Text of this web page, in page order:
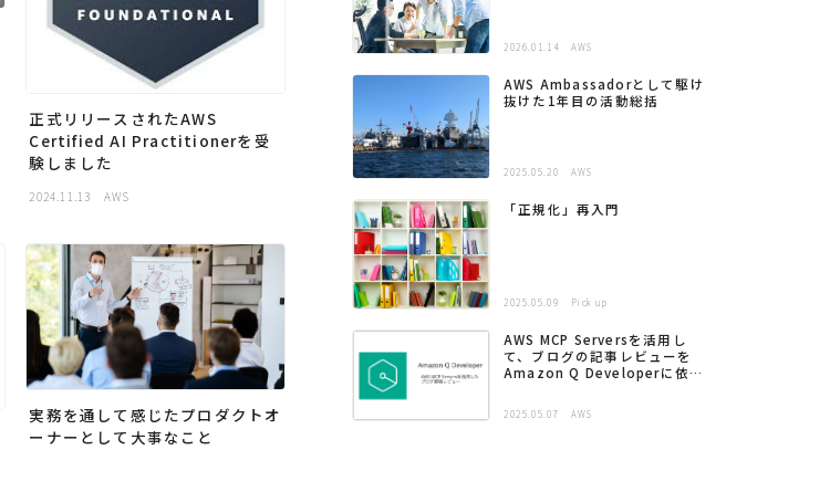
正式リリースされたAWS
Certified AI Practitionerを受
験しました
2024.11.13 AWS
実務を通して感じたプロダクトオ
ーナーとして大事なこと
2026.01.14 AWS
AWS Ambassadorとして駆け
抜けた1年目の活動総括
2025.05.20 AWS
「正規化」再入門
2025.05.09 Pick up
AWS MCP Serversを活用し
て、ブログの記事レビューを
Amazon Q Developerに依頼
2025.05.07 AWS